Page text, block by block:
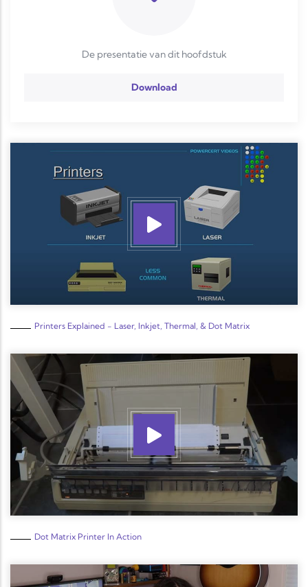
De presentatie van dit hoofdstuk
Download
Printers Explained - Laser, Inkjet, Thermal, & Dot Matrix
Dot Matrix Printer In Action